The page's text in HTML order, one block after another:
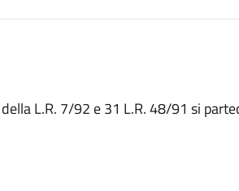
L.R. 7/92 e 31 L.R. 48/91 si